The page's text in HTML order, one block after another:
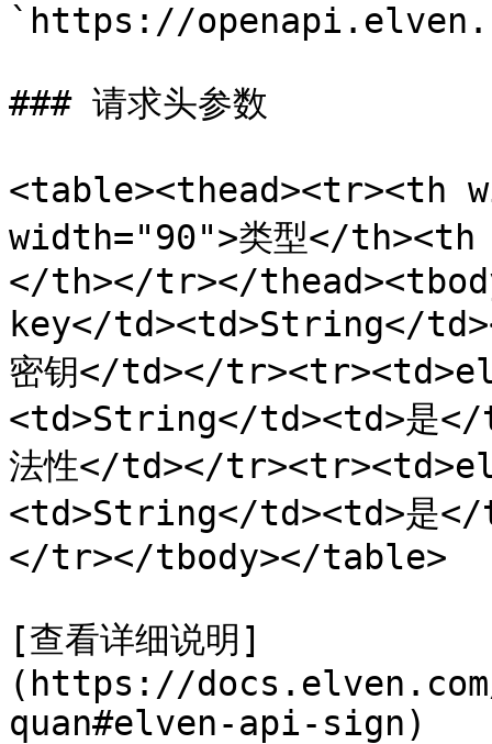
`https://
### 请求头参数
<table><thead><tr><th
width="90">类型</th><th
</th></tr></
key</td><td>String</
密钥</td></
<td>String</td><td>是</
法性</td></
<td>String</td><td>是</
</tr></tbody></table>
[查看详细说明]
(https://
quan#elven-api-sign)